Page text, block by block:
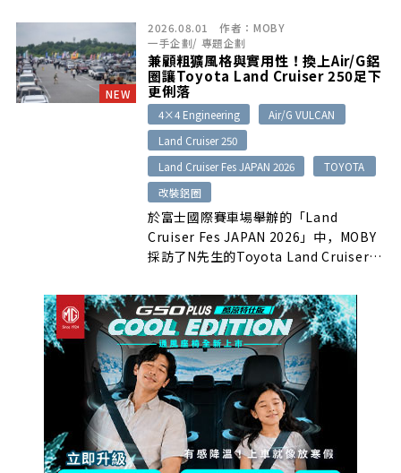
package」。新車以流線造型、新世代
Spindle Body設計、隱藏式開關與竹紋
光影等科技豪華配備受到關注，但社群上
對外觀、內裝質感及790萬至920萬日
圓、約新台幣161萬至187萬元的售價，
呈現正反兩極評價。
NEW
2026.08.01 作者： MOBY
一手企劃/ 專題企劃
兼顧粗獷風格與實用性！換上Air/G鋁
圈讓Toyota Land Cruiser 250足下
更俐落
4×4 Engineering
Air/G VULCAN
Land Cruiser 250
Land Cruiser Fes JAPAN 2026
TOYOTA
改裝鋁圈
於富士國際賽車場舉辦的「Land
Cruiser Fes JAPAN 2026」中，MOBY
採訪了N先生的Toyota Land Cruiser
Air/G VULCAN鋁圈，在不犧牲日常通
勤、家庭出遊與乘坐舒適性的前提下，為
車輛增添更強烈的越野氣息與個人特色。
車主未來也計畫逐步追加燈具、排氣管與
更具塊狀胎紋的輪胎，持續打造兼顧實用
性與興趣的愛車。